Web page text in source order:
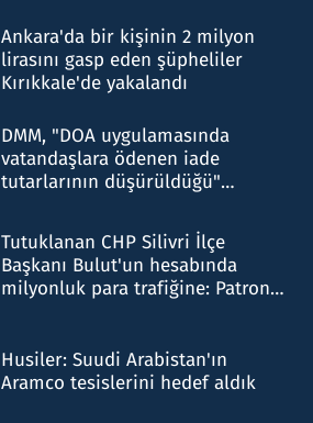
Ankara'da bir kişinin 2 milyon
lirasını gasp eden şüpheliler
Kırıkkale'de yakalandı
DMM, "DOA uygulamasında
vatandaşlara ödenen iade
tutarlarının düşürüldüğü"
Tutuklanan CHP Silivri İlçe
Başkanı Bulut'un hesabında
milyonluk para trafiğine: Patron
Husiler: Suudi Arabistan'ın
Aramco tesislerini hedef aldık